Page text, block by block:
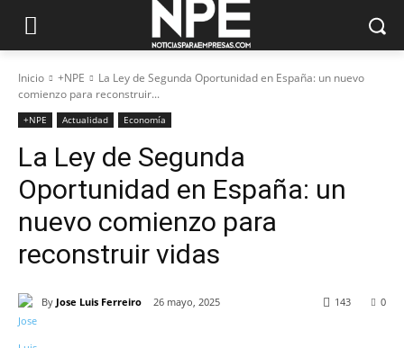
Inicio +NPE
La Ley de Segunda Oportunidad en España: un nuevo
comienzo para reconstruir...
+NPE Actualidad Economía
La Ley de Segunda
Oportunidad en España: un
nuevo comienzo para
reconstruir vidas
By Jose Luis Ferreiro 26 mayo, 2025 0
143